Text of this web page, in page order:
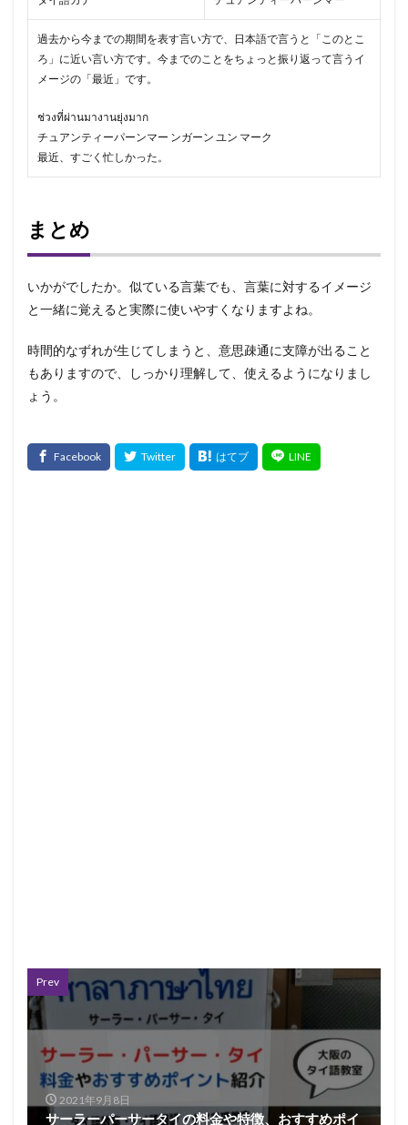
過去から今までの期間を表す言い方で、日本語で言うと「このとこ
ろ」に近い言い方です。今までのことをちょっと振り返って言うイ
メージの「最近」です。
ช่วงที่ผ่านมางานยุ่งมาก
チュアンティーパーンマー ンガーン ユン マーク
最近、すごく忙しかった。
まとめ
いかがでしたか。似ている言葉でも、言葉に対するイメージ
と一緒に覚えると実際に使いやすくなりますよね。
時間的なずれが生じてしまうと、意思疎通に支障が出ること
もありますので、しっかり理解して、使えるようになりまし
ょう。
Prev
2021年9月8日
サーラーパーサータイの料金や特徴、おすすめポイ